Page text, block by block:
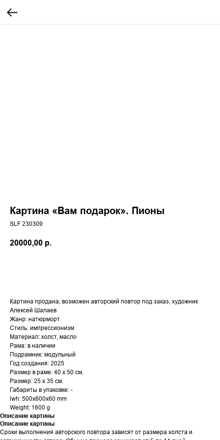
Картина «Вам подарок». Пионы
SLF 230309
20000,00 р.
Картина продана, возможен авторский повтор под заказ, художник
Алексей Шалаев
Жанр: натюрморт
Стиль: импрессионизм
Материал: холст, масло
Рама: в наличии
Подрамник: модульный
Год создания: 2025
Размер в раме: 40 х 50 см.
Размер: 25 х 35 см.
Габариты в упаковке: -
lwh: 500x600x60 mm
Weight: 1600 g
Описание картины
Описание картины
Сроки выполнения авторского повтора зависят от размера холста и